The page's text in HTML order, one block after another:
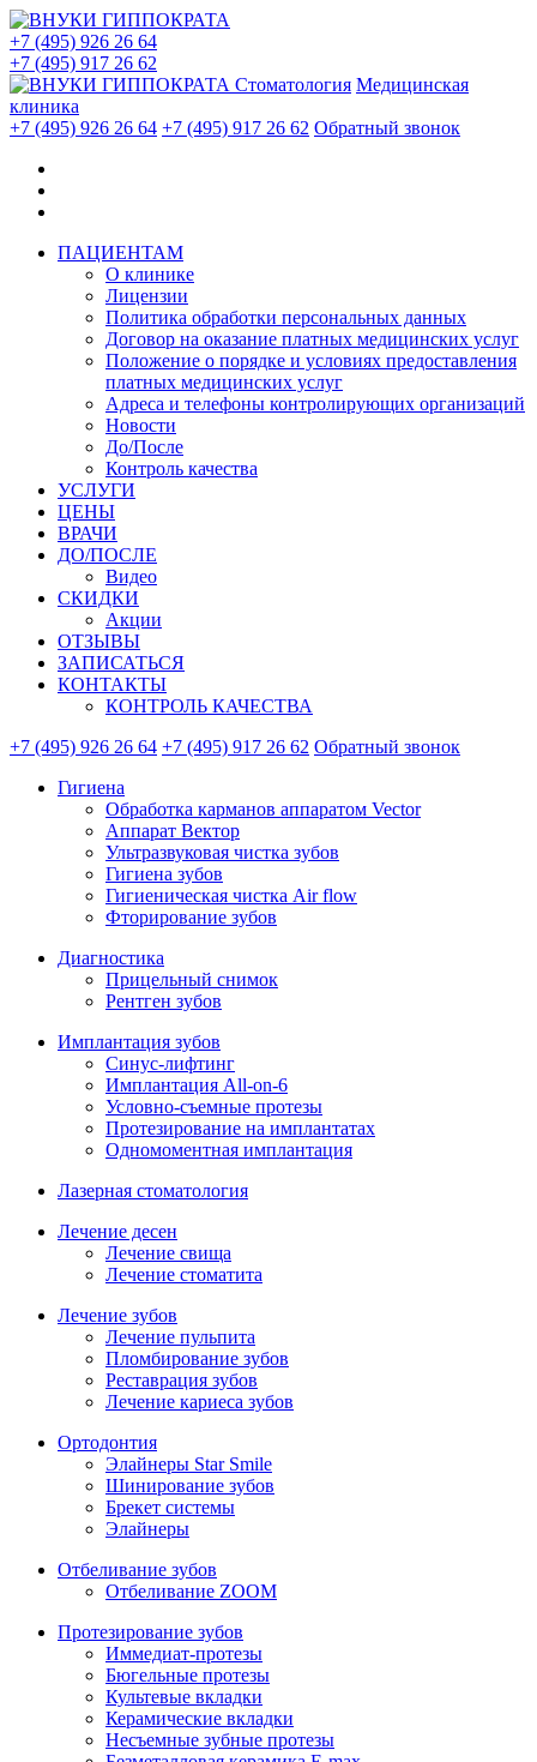
+7 (495) 926 26 64
+7 (495) 917 26 62
Стоматология Медицинская
клиника
+7 (495) 926 26 64 +7 (495) 917 26 62 Обратный звонок
ПАЦИЕНТАМ
О клинике
Лицензии
Политика обработки персональных данных
Договор на оказание платных медицинских услуг
Положение о порядке и условиях предоставления
платных медицинских услуг
Адреса и телефоны контролирующих организаций
Новости
До/После
Контроль качества
УСЛУГИ
ЦЕНЫ
ВРАЧИ
ДО/ПОСЛЕ
Видео
СКИДКИ
Акции
ОТЗЫВЫ
ЗАПИСАТЬСЯ
КОНТАКТЫ
КОНТРОЛЬ КАЧЕСТВА
+7 (495) 926 26 64 +7 (495) 917 26 62 Обратный звонок
Гигиена
Обработка карманов аппаратом Vector
Аппарат Вектор
Ультразвуковая чистка зубов
Гигиена зубов
Гигиеническая чистка Air flow
Фторирование зубов
Диагностика
Прицельный снимок
Рентген зубов
Имплантация зубов
Синус-лифтинг
Имплантация All-on-6
Условно-съемные протезы
Протезирование на имплантатах
Одномоментная имплантация
Лазерная стоматология
Лечение десен
Лечение свища
Лечение стоматита
Лечение зубов
Лечение пульпита
Пломбирование зубов
Реставрация зубов
Лечение кариеса зубов
Ортодонтия
Элайнеры Star Smile
Шинирование зубов
Брекет системы
Элайнеры
Отбеливание зубов
Отбеливание ZOOM
Протезирование зубов
Иммедиат-протезы
Бюгельные протезы
Культевые вкладки
Керамические вкладки
Несъемные зубные протезы